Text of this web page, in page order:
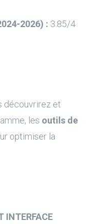
2026) : 3.85/4
découvrirez et
les outils de
optimiser la
INTERFACE